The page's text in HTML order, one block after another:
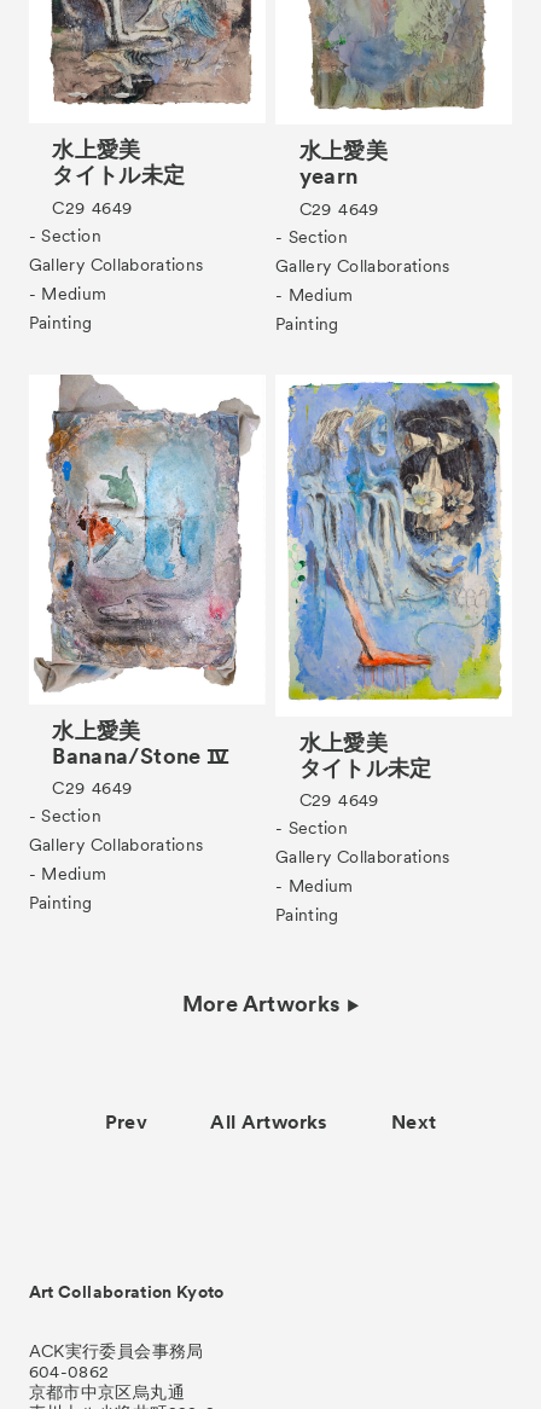
水上愛美
タイトル未定
C29 4649
- Section
Gallery Collaborations
- Medium
Painting
水上愛美
yearn
C29 4649
- Section
Gallery Collaborations
- Medium
Painting
水上愛美
Banana/Stone Ⅳ
C29 4649
- Section
Gallery Collaborations
- Medium
Painting
水上愛美
タイトル未定
C29 4649
- Section
Gallery Collaborations
- Medium
Painting
More Artworks
Prev All Artworks Next
Art Collaboration Kyoto
ACK実行委員会事務局
604-0862
京都市中京区烏丸通